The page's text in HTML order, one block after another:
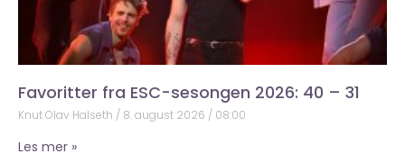
Favoritter fra ESC-sesongen 2026: 40 – 31
Knut Olav Halseth 8. august 2026 08:00
Les mer »